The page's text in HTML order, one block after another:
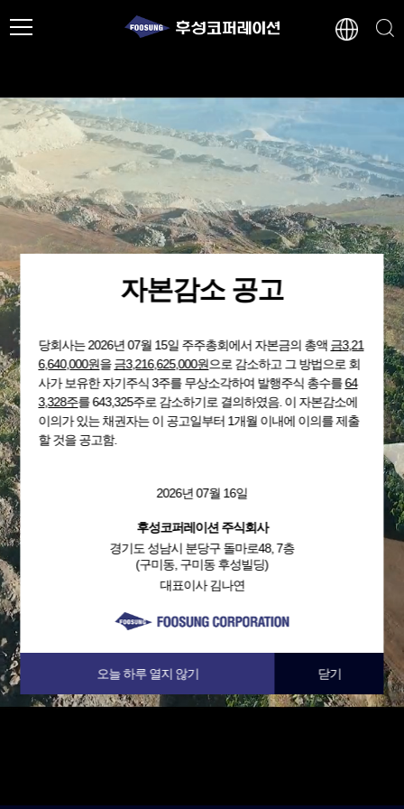
자본감소 공고
당회사는 2026년 07월 15일 주주총회에서 자본금의 총액 금3,21
6,640,000원을금3,216,625,000원으로 감소하고 그 방법으로 회
사가 보유한 자기주식 3주를 무상소각하여 발행주식 총수를64
3,328주를 643,325주로 감소하기로 결의하였음. 이 자본감소에
이의가 있는 채권자는 이 공고일부터 1개월 이내에 이의를 제출
할 것을 공고함.
2026년 07월 16일
후성코퍼레이션 주식회사
경기도 성남시 분당구 돌마로48, 7층
(구미동, 구미동 후성빌딩)
대표이사 김나연
오늘 하루 열지 않기 닫기